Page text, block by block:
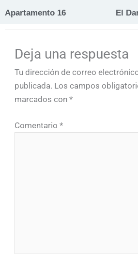
Apartamento 16 El
Deja una respuesta
Tu dirección de correo
publicada. Los campos
marcados con *
Comentario *